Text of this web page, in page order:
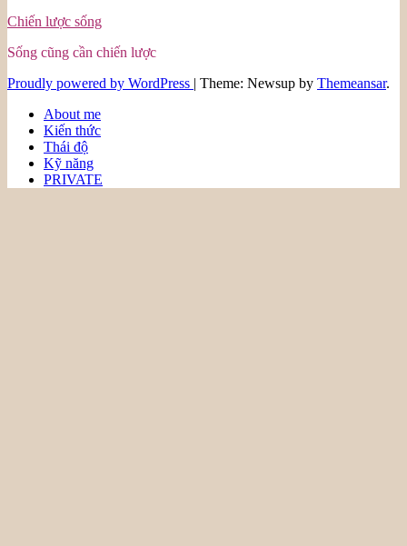
Chiến lược sống
Sống cũng cần chiến lược
Proudly powered by WordPress | Theme: Newsup by Themeansar.
About me
Kiến thức
Thái độ
Kỹ năng
PRIVATE